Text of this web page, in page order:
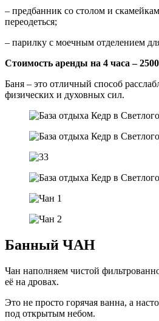
– предбанник со столом и
переодеться;
– парилку с моечным отделением
Стоимость аренды на 4 часа –
Баня – это отличный способ
физических и духовных сил.
Банный ЧАН
Чан наполняем чистой
её на дровах.
Это не просто горячая ванна, а
под открытым небом.